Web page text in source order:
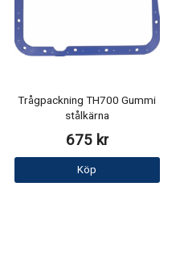
Trågpackning TH700 Gummi
stålkärna
675 kr
Köp